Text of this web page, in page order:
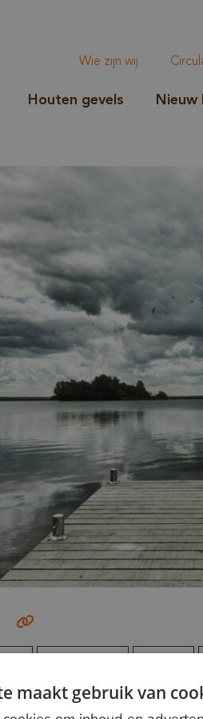
Wie zijn wij
Houten gevels Nieuw
maakt gebruik van